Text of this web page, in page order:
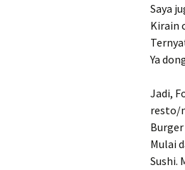
Saya
Kirain
Ya
Jadi,
resto/
Mulai
Sushi.